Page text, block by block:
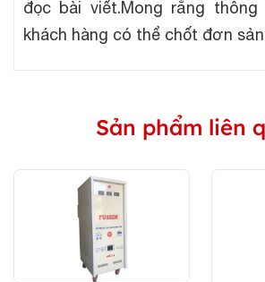
đọc bài viết.Mong rằng
khách hàng có thể chốt đơn
Sản phẩm liên